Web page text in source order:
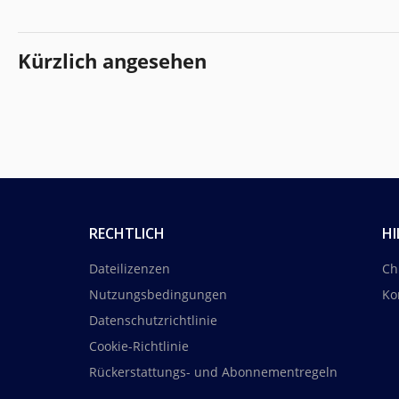
Kürzlich angesehen
RECHTLICH
Dateilizenzen
Nutzungsbedingungen
Datenschutzrichtlinie
Cookie-Richtlinie
Rückerstattungs- und Abonnementregeln